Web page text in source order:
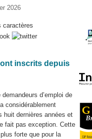
2026
inscrits depuis
demandeurs d’emploi de
considérablement
huit dernières années et
fait pas exception. Cette
forte que pour la